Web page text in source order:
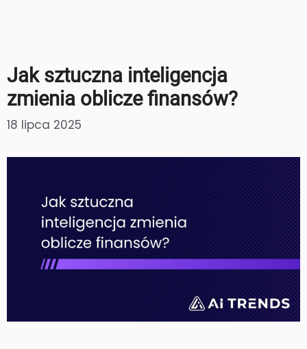
Jak sztuczna inteligencja
zmienia oblicze finansów?
18 lipca 2025